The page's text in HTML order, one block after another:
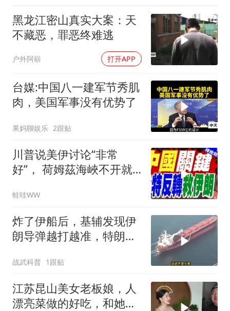
黑龙江密山真实大案：天
不藏恶，罪恶终难逃
户外阿崭 打开APP
台媒:中国八一建军节秀肌
肉，美国军事没有优势了
果妈聊娱乐 2跟贴
川普说美伊讨论“非常
好”， 荷姆茲海峽不开就
谢寒冰｜辣晚报20260805
蛙哇WW
炸了伊船后，基辅发现伊
朗导弹越打越准，特朗普
战武科普 1跟贴
江苏昆山美女老板娘，人
漂亮菜做的好吃，和她小